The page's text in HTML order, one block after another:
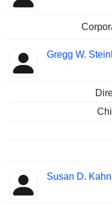
Gregg W.
Susan D. Kahn